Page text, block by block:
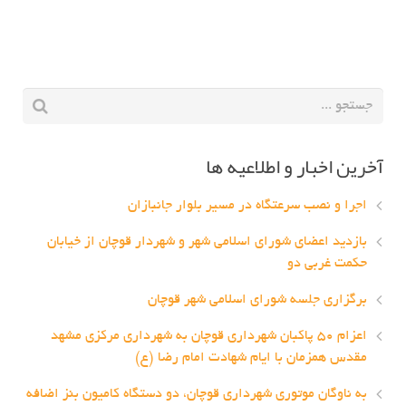
آخرین اخبار و اطلاعیه ها
اجرا و نصب سرعتگاه در مسیر بلوار جانبازان
بازدید اعضای شورای اسلامی شهر و شهردار قوچان از خیابان
حکمت غربی دو
برگزاری جلسه شورای اسلامی شهر قوچان
اعزام ۵۰ پاکبان شهرداری قوچان به شهرداری مرکزی مشهد
مقدس همزمان با ایام شهادت امام رضا (ع)
به ناوگان موتوری شهرداری قوچان، دو دستگاه کامیون بنز اضافه